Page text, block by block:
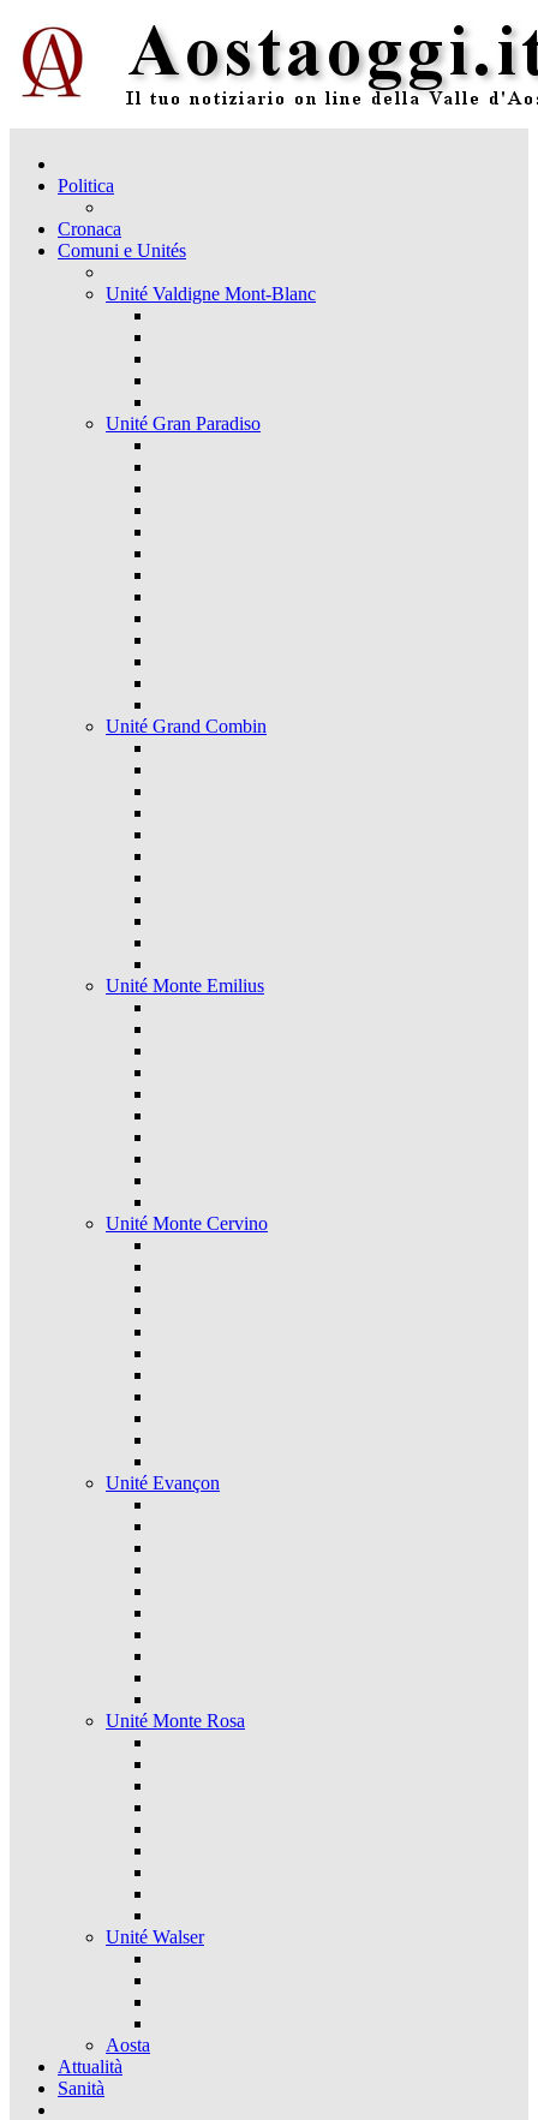
Politica
Cronaca
Comuni e Unités
Unité Valdigne Mont-Blanc
Unité Gran Paradiso
Unité Grand Combin
Unité Monte Emilius
Unité Monte Cervino
Unité Evançon
Unité Monte Rosa
Unité Walser
Aosta
Attualità
Sanità